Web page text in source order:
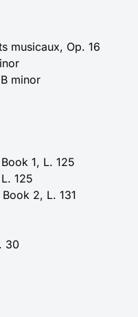
musicaux, Op. 16
minor
1, L. 125
125
2, L. 131
30